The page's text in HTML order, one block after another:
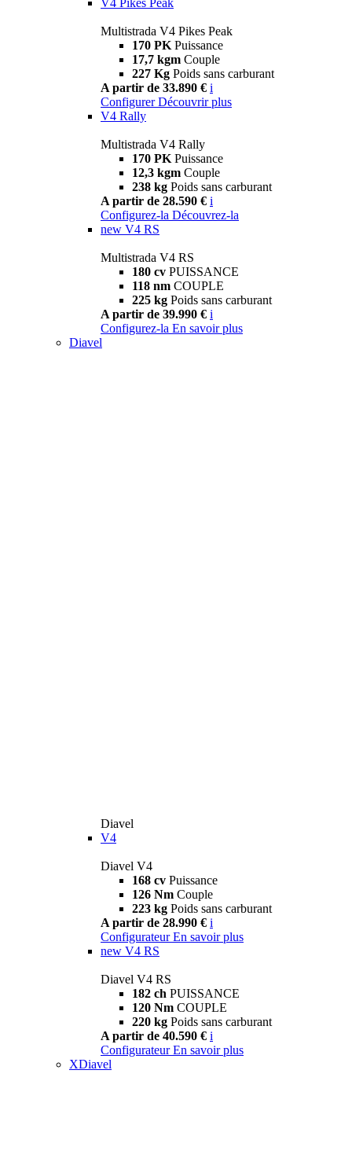
Multistrada V4 Pikes Peak
170 PK Puissance
17,7 kgm Couple
227 Kg Poids sans carburant
A partir de 33.890 € i
Configurer Découvrir plus
V4 Rally
Multistrada V4 Rally
170 PK Puissance
12,3 kgm Couple
238 kg Poids sans carburant
A partir de 28.590 € i
Configurez-la Découvrez-la
new V4 RS
Multistrada V4 RS
180 cv PUISSANCE
118 nm COUPLE
225 kg Poids sans carburant
A partir de 39.990 € i
Configurez-la En savoir plus
Diavel
Diavel
V4
Diavel V4
168 cv Puissance
126 Nm Couple
223 kg Poids sans carburant
A partir de 28.990 € i
Configurateur En savoir plus
new V4 RS
Diavel V4 RS
182 ch PUISSANCE
120 Nm COUPLE
220 kg Poids sans carburant
A partir de 40.590 € i
Configurateur En savoir plus
XDiavel